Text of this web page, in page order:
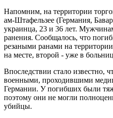
Напомним, на территории
ам-Штафельзее (Германия,
украинца, 23 и 36 лет.
ранения. Сообщалось, что
резаными ранами на
на месте, второй - уже в
Впоследствии стало известно,
военными, проходившими
Германии. У погибших были
поэтому они не могли
убийцы.